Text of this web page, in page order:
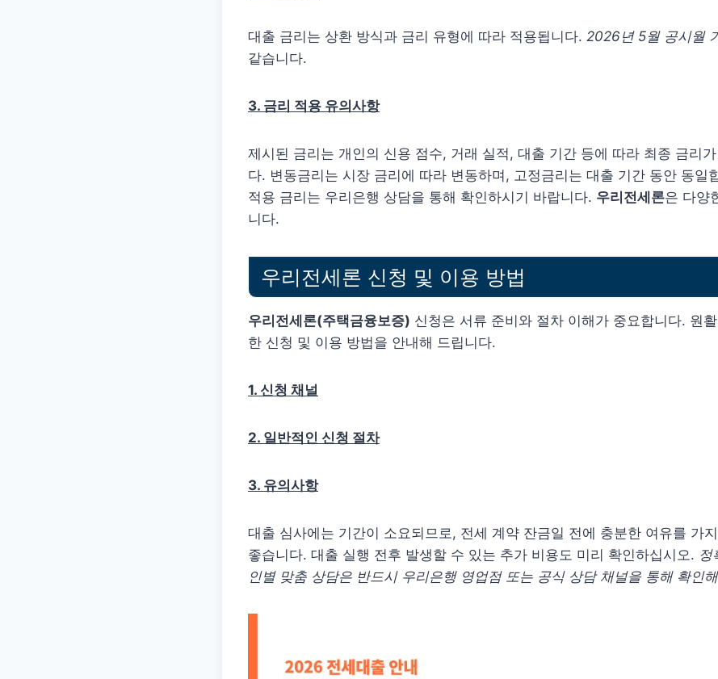
대출 금리는 상환 방식과 금리 유형에 따라 적용됩니다. 2026년 5월 공시월
같습니다.
3. 금리 적용 유의사항
제시된 금리는 개인의 신용 점수, 거래 실적, 대출 기간 등에 따라 최종 금리
다. 변동금리는 시장 금리에 따라 변동하며, 고정금리는 대출 기간 동안 동일
적용 금리는 우리은행 상담을 통해 확인하시기 바랍니다. 우리전세론은 다양
니다.
우리전세론 신청 및 이용 방법
우리전세론(주택금융보증) 신청은 서류 준비와 절차 이해가 중요합니다. 원
한 신청 및 이용 방법을 안내해 드립니다.
1. 신청 채널
2. 일반적인 신청 절차
3. 유의사항
대출 심사에는 기간이 소요되므로, 전세 계약 잔금일 전에 충분한 여유를 가
좋습니다. 대출 실행 전후 발생할 수 있는 추가 비용도 미리 확인하십시오. 정
인별 맞춤 상담은 반드시 우리은행 영업점 또는 공식 상담 채널을 통해 확인